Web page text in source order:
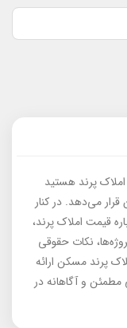
پرند هستید
قرار می‌دهد. در کنار
قیمت املاک پرند،
نکات حقوقی
پرند مسکن ارائه
مطمئن و آگاهانه در